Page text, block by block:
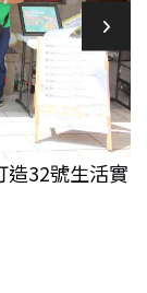
造32號生活實